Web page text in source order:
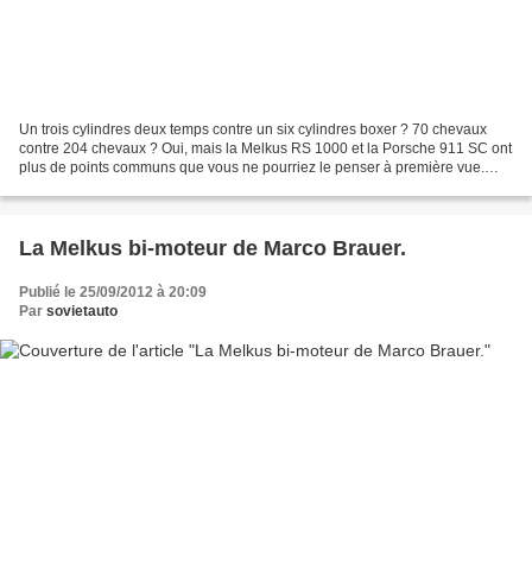
Un trois cylindres deux temps contre un six cylindres boxer ? 70 chevaux
contre 204 chevaux ? Oui, mais la Melkus RS 1000 et la Porsche 911 SC ont
plus de points communs que vous ne pourriez le penser à première vue.
La Melkus bi-moteur de Marco Brauer.
Publié le 25/09/2012 à 20:09
Par sovietauto